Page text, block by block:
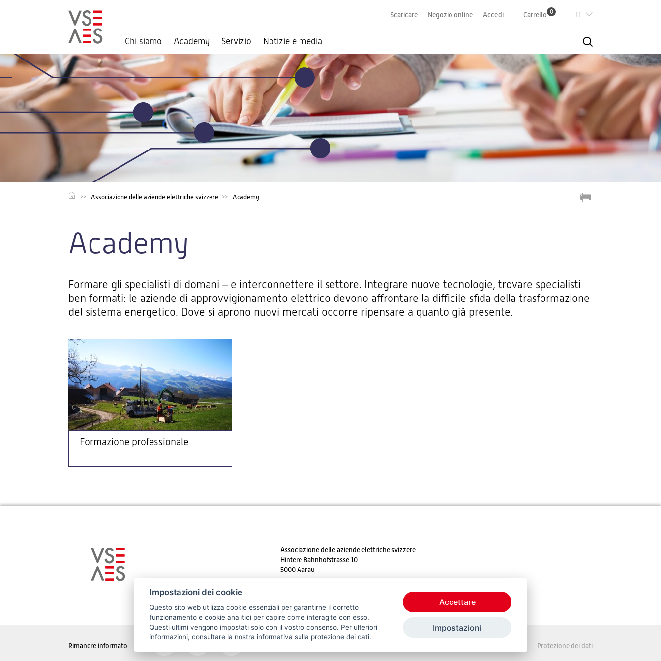
Salta
al
contenuto
principale
Chi siamo Academy Servizio Notizie e media
Scaricare Negozio online Accedi Carrello 0
Associazione delle aziende elettriche svizzere Academy
Academy
Formare gli specialisti di domani – e interconnettere il settore. Integrare nuove tecnologie, trovare specialisti
ben formati: le aziende di approvvigionamento elettrico devono affrontare la difficile sfida della trasformazione
del sistema energetico. Dove si aprono nuovi mercati occorre ripensare a quanto già presente.
Formazione professionale
Associazione delle aziende elettriche svizzere
Hintere Bahnhofstrasse 10
5000 Aarau
Rimanere informato Protezione dei dati
Impostazioni dei cookie
Questo sito web utilizza cookie essenziali per garantirne il corretto
funzionamento e cookie analitici per capire come interagite con esso.
Questi ultimi vengono impostati solo con il vostro consenso. Per ulteriori
informazioni, consultare la nostra informativa sulla protezione dei dati.
Accettare
Impostazioni